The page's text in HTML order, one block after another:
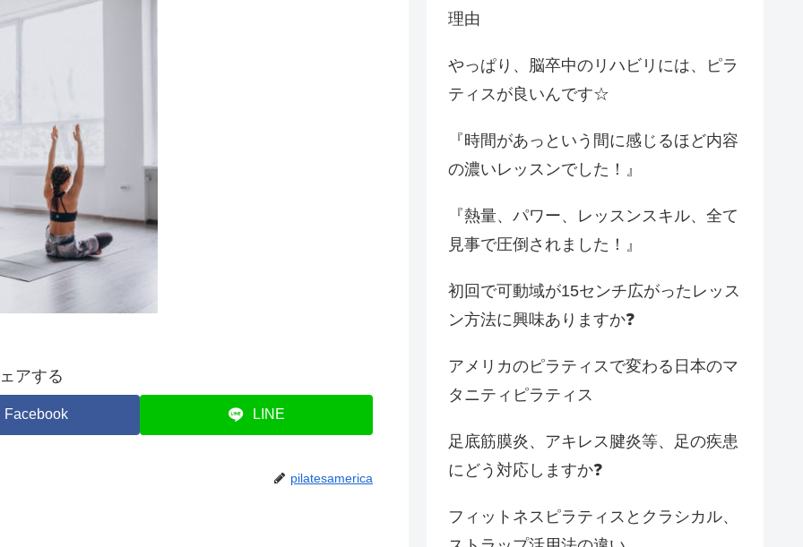
アする
Facebook LINE
pilatesamerica
理由
やっぱり、脳卒中のリハビリには、ピラ
ティスが良いんです☆
『時間があっという間に感じるほど内容
の濃いレッスンでした！』
『熱量、パワー、レッスンスキル、全て
見事で圧倒されました！』
初回で可動域が15センチ広がったレッス
ン方法に興味ありますか❓
アメリカのピラティスで変わる日本のマ
タニティピラティス
足底筋膜炎、アキレス腱炎等、足の疾患
にどう対応しますか❓
フィットネスピラティスとクラシカル、